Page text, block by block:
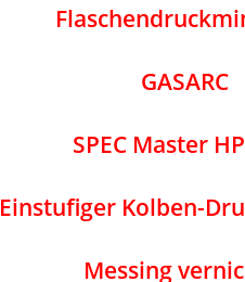
GASARC
SPEC Master
Einstufiger Kolben-
Messing